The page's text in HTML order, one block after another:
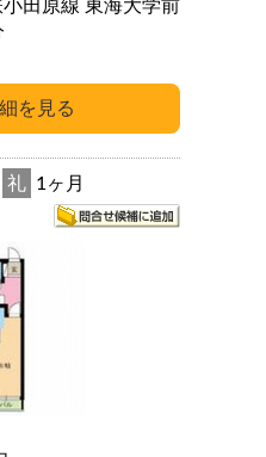
田原線 東海大学前
礼 1ヶ月